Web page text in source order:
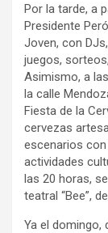
Por la tarde, a
Presidente
Joven, con
juegos,
Asimismo, a
la calle
Fiesta de la
cervezas
escenarios
actividades
las 20 horas,
teatral “Bee”,
Ya el domingo,